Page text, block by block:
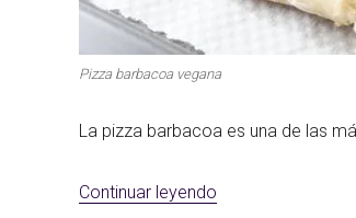
Pizza barbacoa vegana
La pizza barbacoa es una de las
Continuar leyendo